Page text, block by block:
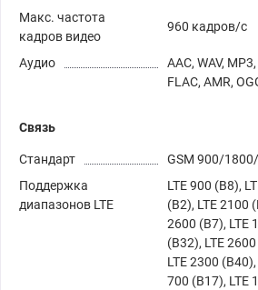
Макс. частота
кадров видео
960 кадров/с
Аудио
AAC, WAV,
FLAC, AMR,
Связь
Стандарт
GSM 900/1800/
Поддержка
диапазонов LTE
LTE 900 (B8),
(B2), LTE 2100
2600 (B7), LTE
(B32), LTE
LTE 2300
700 (B17), LTE